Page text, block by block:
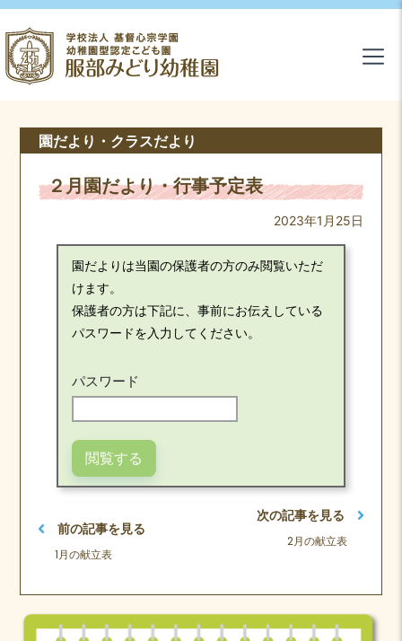
園だより・クラスだより
２月園だより・行事予定表
2023年1月25日
園だよりは当園の保護者の方のみ閲覧いただ
けます。
保護者の方は下記に、事前にお伝えしている
パスワードを入力してください。
パスワード
前の記事を見る
1月の献立表
次の記事を見る
2月の献立表